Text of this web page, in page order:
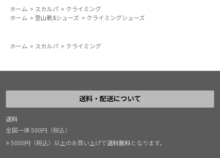
劣化による修理がいらない点など、多くの利点がありま
ら、靴を履くことで、落ち着き、集中力を高める一助に
ホーム > スカルパ > クライミング
ホーム > 登山靴&シューズ > クライミングシューズ
ホーム > スカルパ > クライミング
送料・配送について
送料
全国一律 500円（税込）
※ 5000円（税込）以上のお買い上げで送料無料となります。